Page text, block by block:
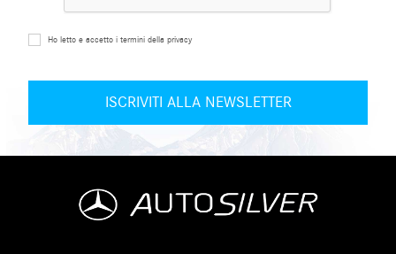
Ho letto e accetto i termini della privacy